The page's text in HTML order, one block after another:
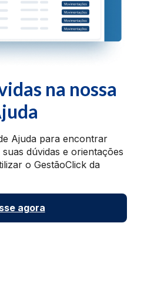
na nossa
Ajuda para encontrar
dúvidas e orientações
o GestãoClick da
agora